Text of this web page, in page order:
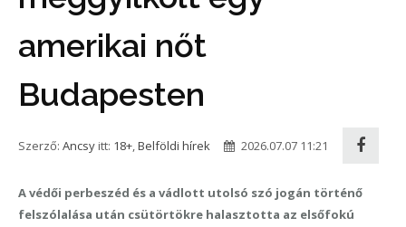
amerikai nőt
Budapesten
Szerző: Ancsy itt: 18+,Belföldi hírek 2026.07.07 11:21
A védői perbeszéd és a vádlott utolsó szó jogán történő
felszólalása után csütörtökre halasztotta az elsőfokú